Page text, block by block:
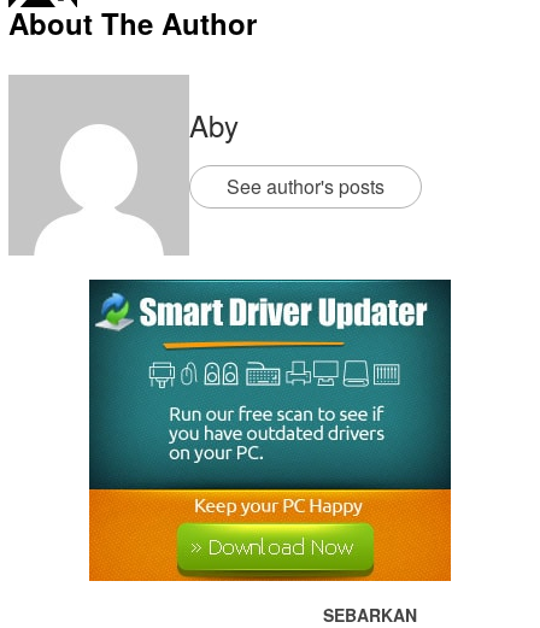
About The Author
Aby
See author's posts
SEBARKAN